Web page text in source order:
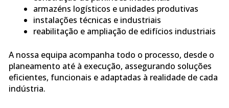
armazéns logísticos e unidades produtivas
instalações técnicas e industriais
reabilitação e ampliação de edifícios industriais
A nossa equipa acompanha todo o processo, desde o
planeamento até à execução, assegurando soluções
eficientes, funcionais e adaptadas à realidade de cada
indústria.